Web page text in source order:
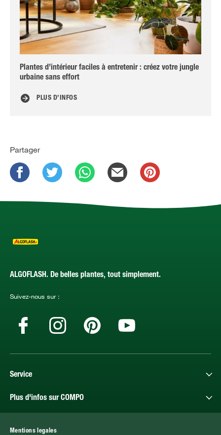
Plantes d’intérieur faciles à entretenir : créez votre jungle
urbaine sans effort
PLUS D’INFOS
Partager
ALGOFLASH. De belles plantes, tout simplement.
Suivez-nous sur :
Service
Plus d'infos sur COMPO
Mentions legales